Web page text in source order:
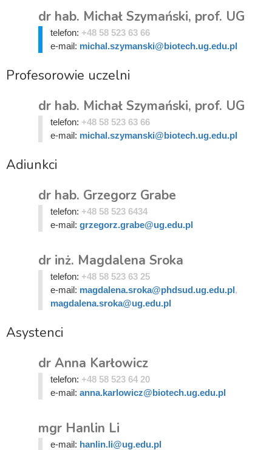
dr hab. Michał Szymański, prof. UG
telefon: +48 58 523 63 66
e-mail: michal.szymanski@biotech.ug.edu.pl
Profesorowie uczelni
dr hab. Michał Szymański, prof. UG
telefon: +48 58 523 63 66
e-mail: michal.szymanski@biotech.ug.edu.pl
Adiunkci
dr hab. Grzegorz Grabe
telefon: +48 58 523 6434
e-mail: grzegorz.grabe@ug.edu.pl
dr inż. Magdalena Sroka
telefon: +48 58 523 63 25
e-mail: magdalena.sroka@phdsud.ug.edu.pl,
magdalena.sroka@ug.edu.pl
Asystenci
dr Anna Karłowicz
telefon: +48 58 523 64 20
e-mail: anna.karlowicz@biotech.ug.edu.pl
mgr Hanlin Li
e-mail: hanlin.li@ug.edu.pl